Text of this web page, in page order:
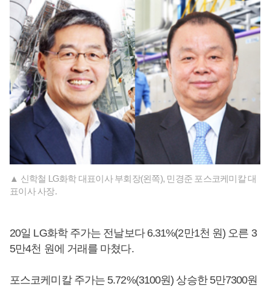
▲ 신학철 LG화학 대표이사 부회장(왼쪽), 민경준 포스코케미칼 대
표이사 사장.
20일 LG화학 주가는 전날보다 6.31%(2만1천 원) 오른 3
5만4천 원에 거래를 마쳤다.
포스코케미칼 주가는 5.72%(3100원) 상승한 5만7300원